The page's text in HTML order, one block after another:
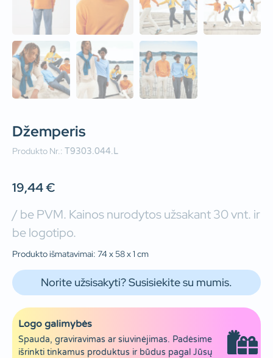
Džemperis
Produkto Nr.: T9303.044.L
19,44€
/ be PVM. Kainos nurodytos užsakant 30 vnt. ir
be logotipo.
Produkto išmatavimai: 74 x 58 x 1 cm
Norite užsisakyti? Susisiekite su mumis.
Logo galimybės
Spauda, graviravimas ar siuvinėjimas. Padėsime
išrinkti tinkamus produktus ir būdus pagal Jūsų